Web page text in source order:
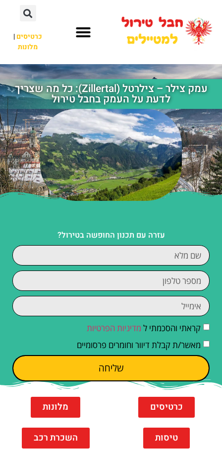
כרטיסים|
מלונות
עמק צילר – צילרטל (Zillertal): כל מה שצריך
לדעת על העמק בחבל טירול
עזרה עם תכנון החופשה בטירול?
קראתי והסכמתי ל מדיניות הפרטיות
מאשר/ת קבלת דיוור וחומרים פרסומיים
שליחה
כרטיסים מלונות
טיסות השכרת רכב